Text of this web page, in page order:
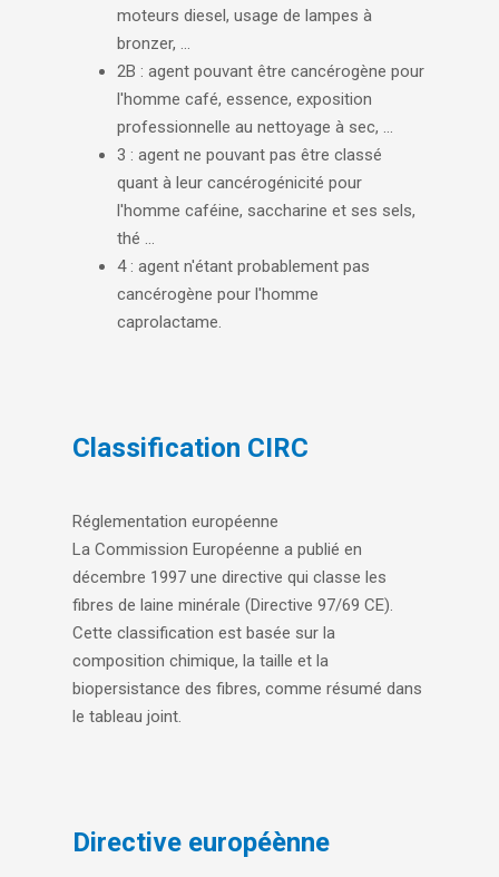
moteurs diesel, usage de lampes à
bronzer, ...
2B : agent pouvant être cancérogène pour
l'homme café, essence, exposition
professionnelle au nettoyage à sec, ...
3 : agent ne pouvant pas être classé
quant à leur cancérogénicité pour
l'homme caféine, saccharine et ses sels,
thé ...
4 : agent n'étant probablement pas
cancérogène pour l'homme
caprolactame.
Classification CIRC
Réglementation européenne
La Commission Européenne a publié en
décembre 1997 une directive qui classe les
fibres de laine minérale (Directive 97/69 CE).
Cette classification est basée sur la
composition chimique, la taille et la
biopersistance des fibres, comme résumé dans
le tableau joint.
Directive européènne